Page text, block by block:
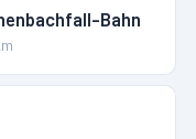
Bahn